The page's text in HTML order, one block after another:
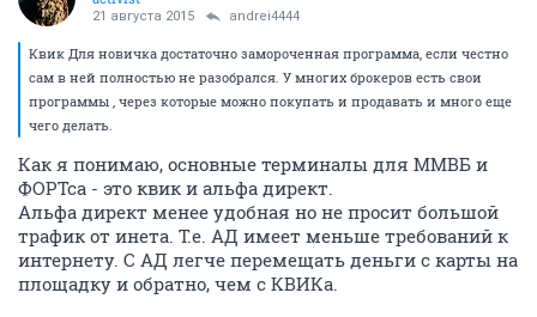
21 августа 2015 andrei4444
Квик Для новичка достаточно замороченная программа, если честно
сам в ней полностью не разобрался. У многих брокеров есть свои
программы , через которые можно покупать и продавать и много еще
чего делать.
Как я понимаю, основные терминалы для ММВБ и
ФОРТса - это квик и альфа директ.
Альфа директ менее удобная но не просит большой
трафик от инета. Т.е. АД имеет меньше требований к
интернету. С АД легче перемещать деньги с карты на
площадку и обратно, чем с КВИКа.